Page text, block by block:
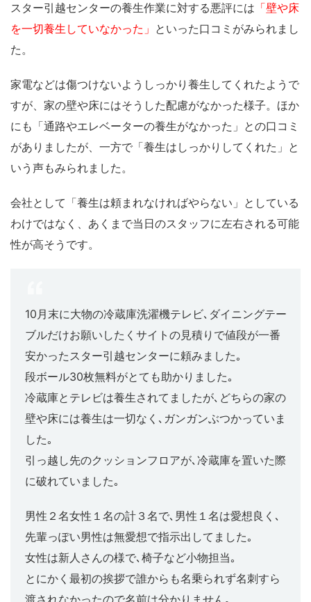
スター引越センターの養生作業に対する悪評には 「壁や床
を一切養生していなかった」 といった口コミがみられまし
た。
家電などは傷つけないようしっかり養生してくれたようで
すが、家の壁や床にはそうした配慮がなかった様子。ほか
にも「通路やエレベーターの養生がなかった」との口コミ
がありましたが、一方で「養生はしっかりしてくれた」と
いう声もみられました。
会社として「養生は頼まれなければやらない」としている
わけではなく、あくまで当日のスタッフに左右される可能
性が高そうです。
10月末に大物の冷蔵庫洗濯機テレビ､ダイニングテー
ブルだけお願いしたくサイトの見積りで値段が一番
安かったスター引越センターに頼みました｡
段ボール30枚無料がとても助かりました｡
冷蔵庫とテレビは養生されてましたが､どちらの家の
壁や床には養生は一切なく､ガンガンぶつかっていま
した｡
引っ越し先のクッションフロアが､冷蔵庫を置いた際
に破れていました｡
男性２名女性１名の計３名で､男性１名は愛想良く､
先輩っぽい男性は無愛想で指示出してました｡
女性は新人さんの様で､椅子など小物担当｡
とにかく最初の挨拶で誰からも名乗られず名刺すら
渡されなかったので名前は分かりません｡